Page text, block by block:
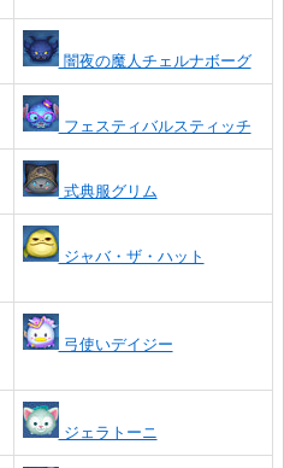
闇夜の魔人チェルナボーグ
フェスティバルスティッチ
式典服グリム
ジャバ・ザ・ハット
弓使いデイジー
ジェラトーニ